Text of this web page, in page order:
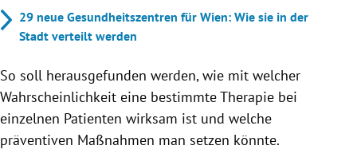
29 neue Gesundheitszentren für Wien: Wie sie in der
Stadt verteilt werden
So soll herausgefunden werden, wie mit welcher
Wahrscheinlichkeit eine bestimmte Therapie bei
einzelnen Patienten wirksam ist und welche
präventiven Maßnahmen man setzen könnte.